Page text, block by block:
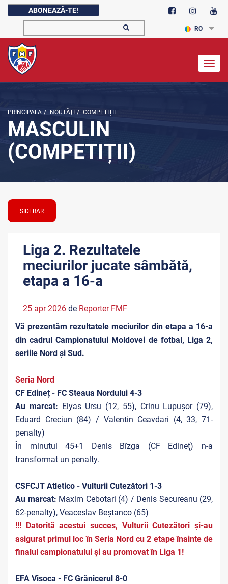
ABONEAZĂ-TE!
RO
PRINCIPALA / NOUTĂŢI / COMPETIȚII
MASCULIN
(COMPETIȚII)
SIDEBAR
Liga 2. Rezultatele
meciurilor jucate sâmbătă,
etapa a 16-a
25 apr 2026 de Reporter FMF
Vă prezentăm rezultatele meciurilor din etapa a 16-a
din cadrul Campionatului Moldovei de fotbal, Liga 2,
seriile Nord și Sud.
Seria Nord
CF Edineț - FC Steaua Nordului 4-3
Au marcat: Elyas Ursu (12, 55), Crinu Lupușor (79),
Eduard Creciun (84) / Valentin Ceavdari (4, 33, 71-
penalty)
În minutul 45+1 Denis Bîzga (CF Edineț) n-a
transformat un penalty.
CSFCJT Atletico - Vulturii Cutezători 1-3
Au marcat: Maxim Cebotari (4) / Denis Secureanu (29,
62-penalty), Veaceslav Beștanco (65)
!!! Datorită acestui succes, Vulturii Cutezători și-au
asigurat primul loc în Seria Nord cu 2 etape înainte de
finalul campionatului și au promovat în Liga 1!
EFA Visoca - FC Grănicerul 8-0